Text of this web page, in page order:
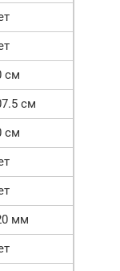
см
см
см
мм